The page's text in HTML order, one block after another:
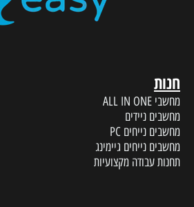
חנות
מחשבי ALL IN ONE
מחשבים ניידים
מחשבים נייחים PC
מחשבים נייחים גיימינג
תחנות עבודה מקצועיות